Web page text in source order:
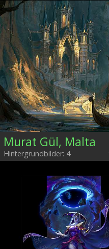
Murat Gül, Malta
Hintergrundbilder: 4